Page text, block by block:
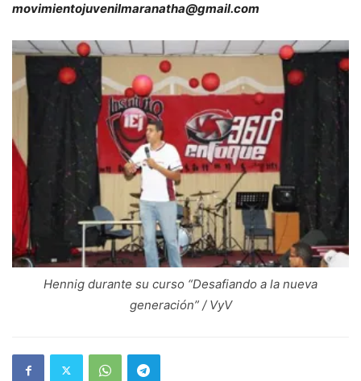
movimientojuvenilmaranatha@gmail.com
Hennig durante su curso “Desafiando a la nueva
generación” / VyV